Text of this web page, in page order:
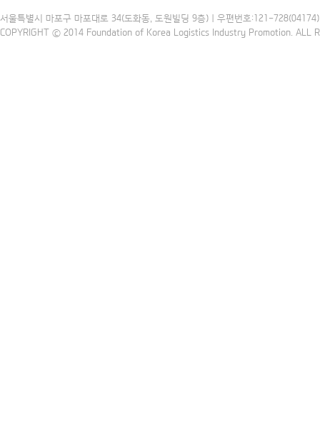
서울특별시 마포구 마포대로 34(도화동, 도원빌딩 9층) | 우편번호:121-
COPYRIGHT ⓒ 2014 Foundation of Korea Logistics Industry Promotion. ALL